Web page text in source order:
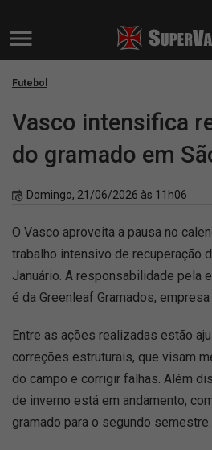
Futebol
Vasco intensifica
do gramado em
Domingo, 21/06/2026 às 11h06
O Vasco aproveita a pausa no
trabalho intensivo de recuperação
Januário. A responsabilidade pela
é da Greenleaf Gramados,
Entre as ações realizadas estão
correções estruturais, que visam
do campo e corrigir falhas. Além
de inverno está em andamento,
gramado para o segundo semestre.